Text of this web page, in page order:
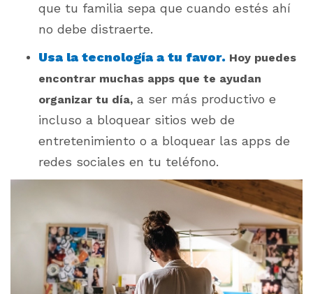
que tu familia sepa que cuando estés ahí
no debe distraerte.
Usa la tecnología a tu favor. Hoy puedes
encontrar muchas apps que te ayudan
organizar tu día, a ser más productivo e
incluso a bloquear sitios web de
entretenimiento o a bloquear las apps de
redes sociales en tu teléfono.